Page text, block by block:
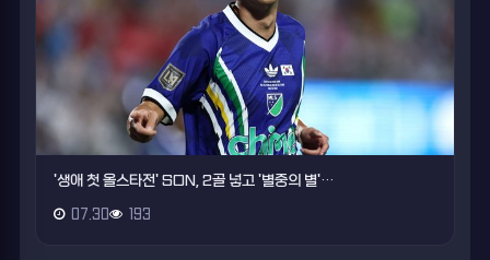
'생애 첫 올스타전' SON, 2골 넣고 '별중의 별'…
07.30 193